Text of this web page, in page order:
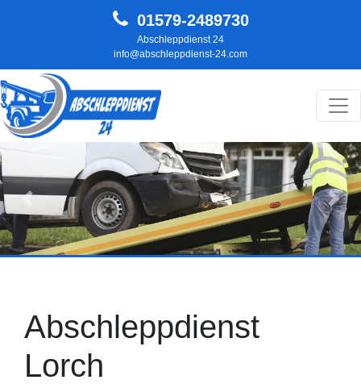
01579-2489730
Abschleppdienst 24
info@abschleppdienst-24.com
Hauptnavigation
Zurück
Abschleppdienst
Lorch